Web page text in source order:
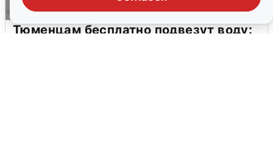
Тюменцам бесплатно подвезут воду: